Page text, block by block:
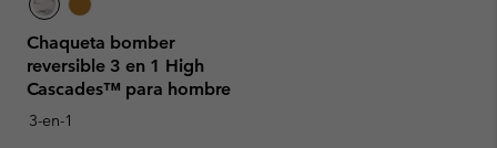
Chaqueta bomber
reversible 3 en 1 High
Cascades™ para hombre
3-en-1